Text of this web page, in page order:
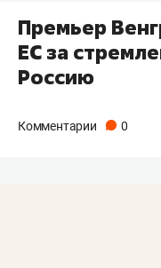
Премьер
ЕС за
Россию
Комментарии 0